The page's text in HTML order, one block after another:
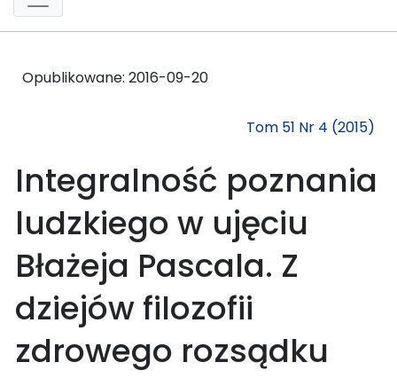
Opublikowane: 2016-09-20
Tom 51 Nr 4 (2015)
Integralność poznania
ludzkiego w ujęciu
Błażeja Pascala. Z
dziejów filozofii
zdrowego rozsądku